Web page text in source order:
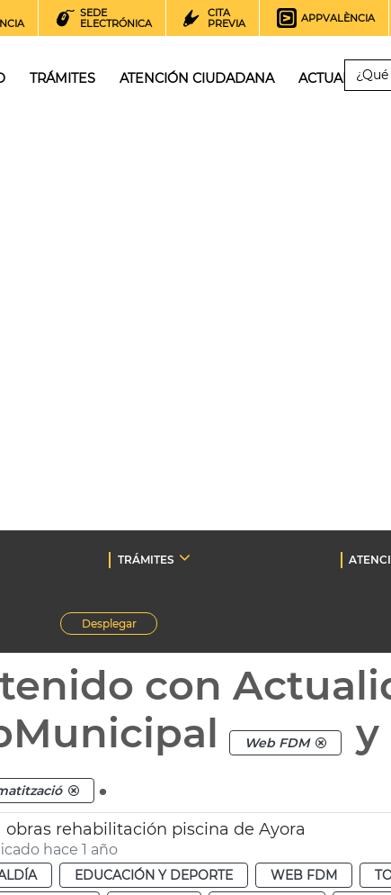
SEDE
ELECTRÓNICA
CITA
PREVIA
APPVALÈNCIA
TRÁMITES ATENCIÓN CIUDADANA ACTUALIDAD
TRÁMITES
Desplegar
con
Web FDM y
.
obras rehabilitación piscina de Ayora
hace 1 año
EDUCACIÓN Y DEPORTE WEB FDM